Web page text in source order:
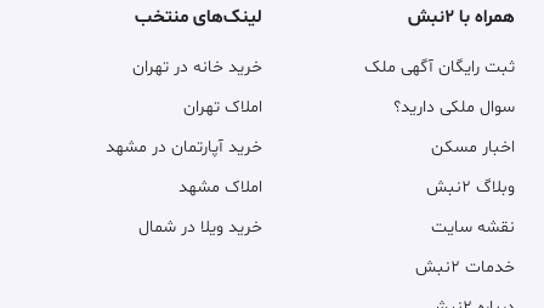
همراه با ۲نبش
ثبت رایگان آگهی ملک
سوال ملکی دارید؟
اخبار مسکن
وبلاگ ۲نبش
نقشه سایت
خدمات ۲نبش
لینک‌های منتخب
خرید خانه در تهران
املاک تهران
خرید آپارتمان در مشهد
املاک مشهد
خرید ویلا در شمال